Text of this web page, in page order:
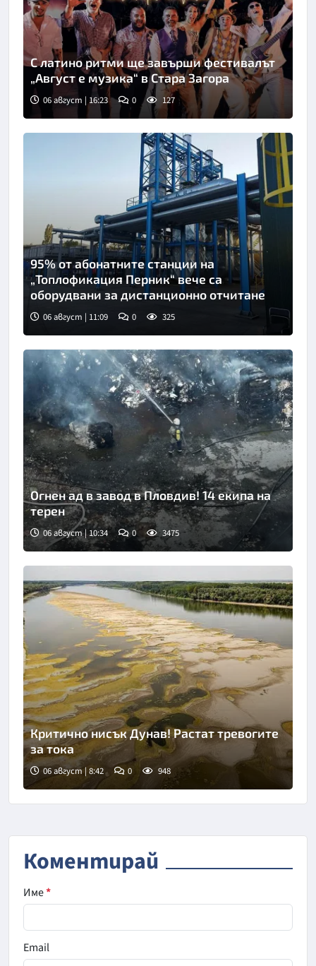
С латино ритми ще завърши фестивалът
„Август е музика“ в Стара Загора
06 август | 16:23 0 127
95% от абонатните станции на
„Топлофикация Перник“ вече са
оборудвани за дистанционно отчитане
06 август | 11:09 0 325
Огнен ад в завод в Пловдив! 14 екипа на
терен
06 август | 10:34 0 3475
Снимка: goggle
Критично нисък Дунав! Растат тревогите
за тока
06 август | 8:42 0 948
Коментирай
Име*
Email